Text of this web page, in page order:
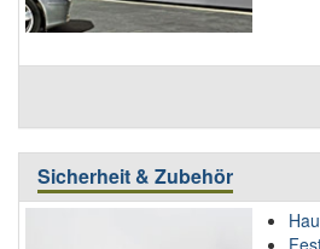
Sicherheit & Zubehör